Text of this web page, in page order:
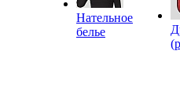
Нательное
белье